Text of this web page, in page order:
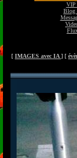
VIP
Blog
[ IMAGES avec IA] [